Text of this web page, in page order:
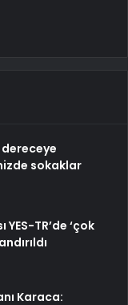
sokaklar
YES-TR’de ‘çok
Karaca: